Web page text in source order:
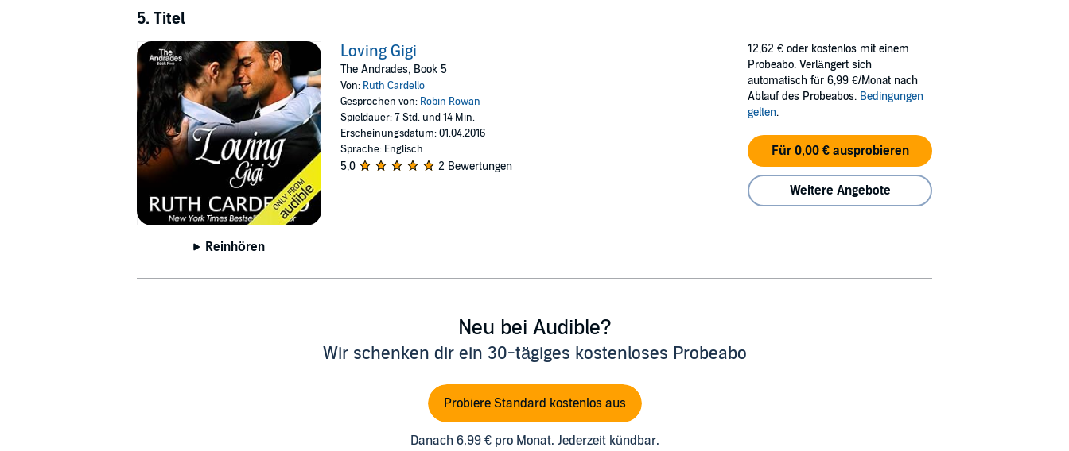
5. Titel
Reinhören
Loving Gigi
The Andrades, Book 5
Von: Ruth Cardello
Gesprochen von: Robin Rowan
Spieldauer: 7 Std. und 14 Min.
Erscheinungsdatum: 01.04.2016
Sprache: Englisch
5,0 2 Bewertungen
12,62 € oder kostenlos mit einem
Probeabo. Verlängert sich
automatisch für 6,99 €/Monat nach
Ablauf des Probeabos. Bedingungen
gelten.
Für 0,00 € ausprobieren
Weitere Angebote
Neu bei Audible?
Wir schenken dir ein 30-tägiges kostenloses Probeabo
Probiere Standard kostenlos aus
Danach 6,99 € pro Monat. Jederzeit kündbar.